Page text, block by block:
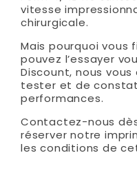
vitesse
chirurgicale.
Mais pourquoi vous
pouvez l’essayer
Discount, nous
tester et de
performances.
Contactez-nous
réserver notre
les conditions de